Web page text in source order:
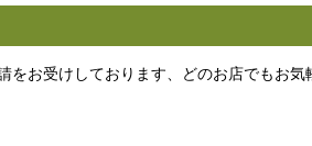
をお受けしております、どのお店でもお気